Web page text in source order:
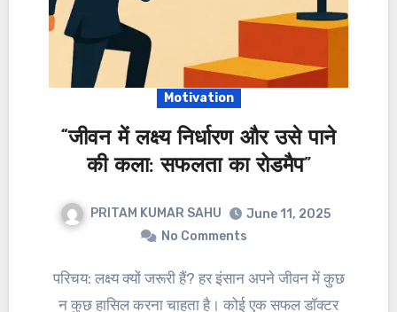
Motivation
“जीवन में लक्ष्य निर्धारण और उसे पाने
की कला: सफलता का रोडमैप”
PRITAM KUMAR SAHU
June 11, 2025
No Comments
परिचय: लक्ष्य क्यों जरूरी हैं? हर इंसान अपने जीवन में कुछ
न कुछ हासिल करना चाहता है। कोई एक सफल डॉक्टर